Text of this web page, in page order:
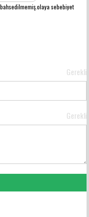
sebebiyet
Gerekli
Gerekli